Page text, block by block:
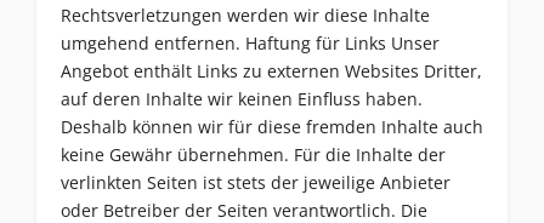
Rechtsverletzungen werden wir diese Inhalte
umgehend entfernen. Haftung für Links Unser
Angebot enthält Links zu externen Websites Dritter,
auf deren Inhalte wir keinen Einfluss haben.
Deshalb können wir für diese fremden Inhalte auch
keine Gewähr übernehmen. Für die Inhalte der
verlinkten Seiten ist stets der jeweilige Anbieter
oder Betreiber der Seiten verantwortlich. Die